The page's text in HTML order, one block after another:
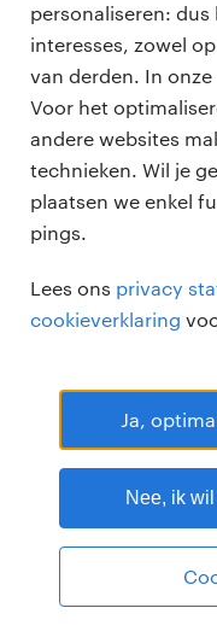
personaliseren:
interesses, zowel
van derden. In
Voor het
andere websites
technieken. Wil je
plaatsen we enkel
pings.
Lees ons privacy
cookieverklaring
Ja,
Nee, ik
bmc
onze kantoren
Randstad Professional
RANDSTAD
Randstad N.V.